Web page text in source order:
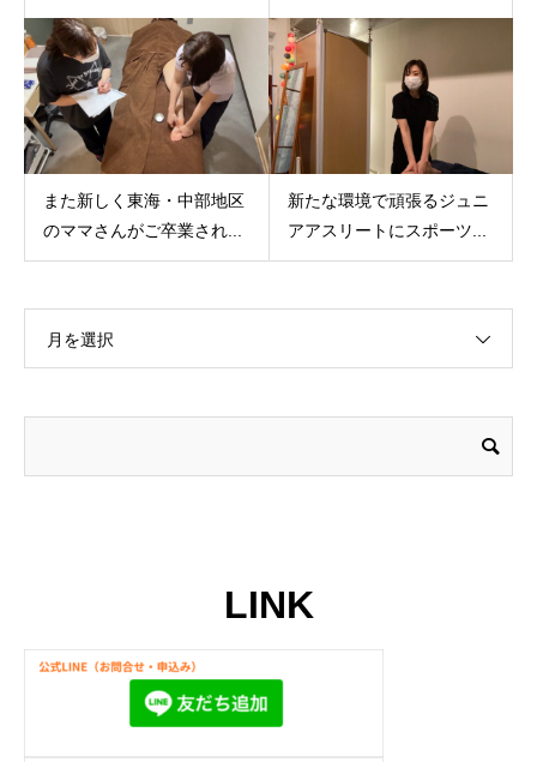
また新しく東海・中部地区
のママさんがご卒業され...
新たな環境で頑張るジュニ
アアスリートにスポーツ...
月を選択
LINK